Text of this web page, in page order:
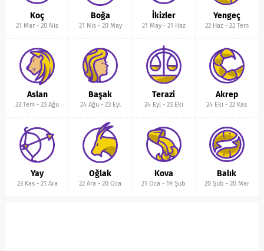
Koç
21 Mar -20 Nis
Boğa
21 Nis- 20 May
İkizler
21 May- 21 Haz
Yengeç
22 Haz- 22 Tem
Aslan
23 Tem -23 Ağu
Başak
24 Ağu- 23 Eyl
Terazi
24 Eyl- 23 Eki
Akrep
24 Eki -22 Kas
Yay
23 Kas- 21 Ara
Oğlak
22 Ara -20 Oca
Kova
21 Oca -19 Şub
Balık
20 Şub - 20 Mar